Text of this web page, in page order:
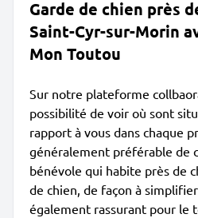
Garde de chien près
Saint-Cyr-sur-Morin
Mon Toutou
Sur notre plateforme
possibilité de voir où sont
rapport à vous dans chaque
généralement préférable de
bénévole qui habite près de
de chien, de façon à
également rassurant pour le